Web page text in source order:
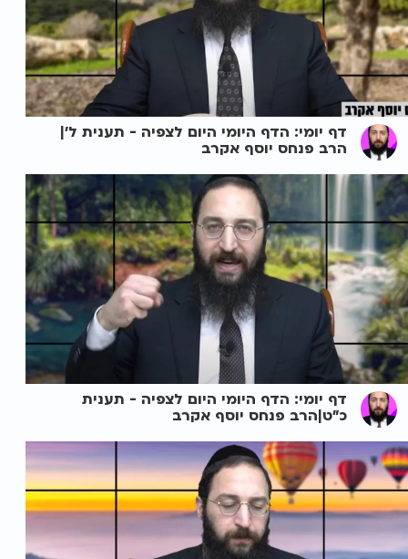
דף יומי: הדף היומי היום לצפיה - תענית ל'|
הרב פנחס יוסף אקרב
דף יומי: הדף היומי היום לצפיה - תענית
כ"ט|הרב פנחס יוסף אקרב